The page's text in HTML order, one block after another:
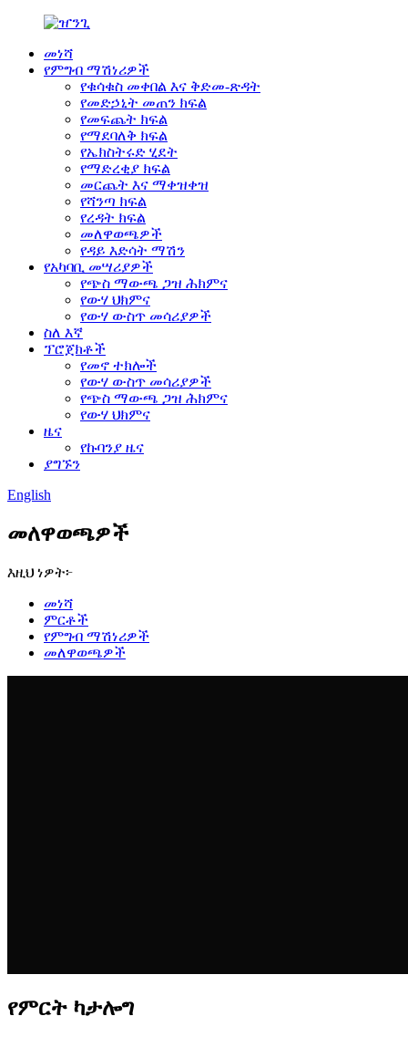
መነሻ
የምግብ ማሽነሪዎች
የቁሳቁስ መቀበል እና ቅድመ-ጽዳት
የመድኃኒት መጠን ክፍል
የመፍጨት ክፍል
የማደባለቅ ክፍል
የኤክስትሩድ ሂደት
የማድረቂያ ክፍል
መርጨት እና ማቀዝቀዝ
የሻንጣ ክፍል
የረዳት ክፍል
መለዋወጫዎች
የዳይ እድሳት ማሽን
የአካባቢ መሣሪያዎች
የጭስ ማውጫ ጋዝ ሕክምና
የውሃ ህክምና
የውሃ ውስጥ መሳሪያዎች
ስለ እኛ
ፕሮጀክቶች
የመኖ ተክሎች
የውሃ ውስጥ መሳሪያዎች
የጭስ ማውጫ ጋዝ ሕክምና
የውሃ ህክምና
ዜና
የኩባንያ ዜና
ያግኙን
English
መለዋወጫዎች
እዚህ ነዎት፦
መነሻ
ምርቶች
የምግብ ማሽነሪዎች
መለዋወጫዎች
የምርት ካታሎግ